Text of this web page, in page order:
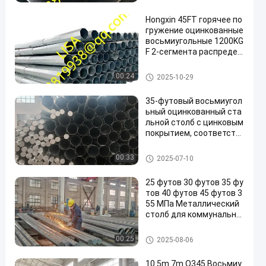
олб
00:24
Hongxin 45FT горячее по
гружение оцинкованные
восьмиугольные 1200KG
F 2-сегмента распредел
Поляк распределения стальн
ой
2025-10-29
00:33
35-футовый восьмиугол
ьный оцинкованный ста
льной столб с цинковым
покрытием, соответств
ля распределения элект
роэнергии
Металлический полезный ст
олб
2025-07-10
00:25
25 футов 30 футов 35 фу
тов 40 футов 45 футов 3
55 МПа Металлический
столб для коммунальны
Горячеоцинкованная ст
аль
Металлический полезный ст
олб
2025-08-06
10.5m 7m Q345 Восьмиу